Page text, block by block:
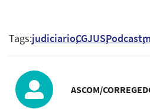
Tags:judiciarioCGJUSPodcast
ASCOM/